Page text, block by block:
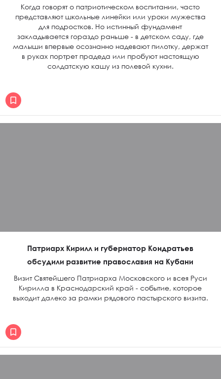
Когда говорят о патриотическом воспитании, часто
представляют школьные линейки или уроки мужества
для подростков. Но истинный фундамент
закладывается гораздо раньше - в детском саду, где
малыши впервые осознанно надевают пилотку, держат
в руках портрет прадеда или пробуют настоящую
солдатскую кашу из полевой кухни.
Патриарх Кирилл и губернатор Кондратьев
обсудили развитие православия на Кубани
Визит Святейшего Патриарха Московского и всея Руси
Кирилла в Краснодарский край - событие, которое
выходит далеко за рамки рядового пастырского визита.